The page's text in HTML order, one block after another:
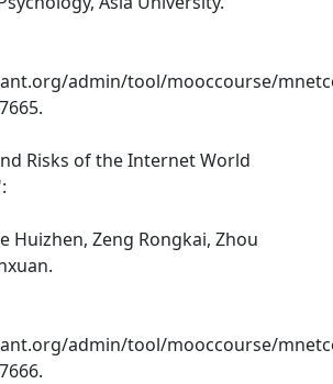
admin/tool/mooccourse/
Risks of the Internet World
Huizhen, Zeng Rongkai, Zhou
admin/tool/mooccourse/